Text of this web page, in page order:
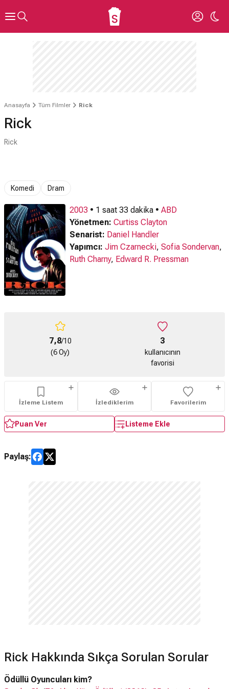
Anasayfa Tüm Filmler Rick
Rick
Rick
Komedi Dram
2003 • 1 saat 33 dakika • ABD
Yönetmen: Curtiss Clayton
Senarist: Daniel Handler
Yapımcı: Jim Czarnecki, Sofia Sondervan,
Ruth Charny, Edward R. Pressman
7,8/10
(6 Oy)
3
kullanıcının
favorisi
İzleme Listem İzlediklerim Favorilerim
Puan Ver Listeme Ekle
Paylaş:
Rick Hakkında Sıkça Sorulan Sorular
Ödüllü Oyuncuları kim?